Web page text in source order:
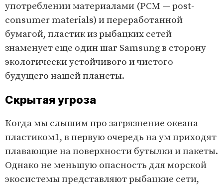
употреблении материалами (PCM — post-
consumer materials) и переработанной
бумагой, пластик из рыбацких сетей
знаменует еще один шаг Samsung в сторону
экологически устойчивого и чистого
будущего нашей планеты.
Скрытая угроза
Когда мы слышим про загрязнение океана
пластиком1, в первую очередь на ум приходят
плавающие на поверхности бутылки и пакеты.
Однако не меньшую опасность для морской
экосистемы представляют рыбацкие сети,